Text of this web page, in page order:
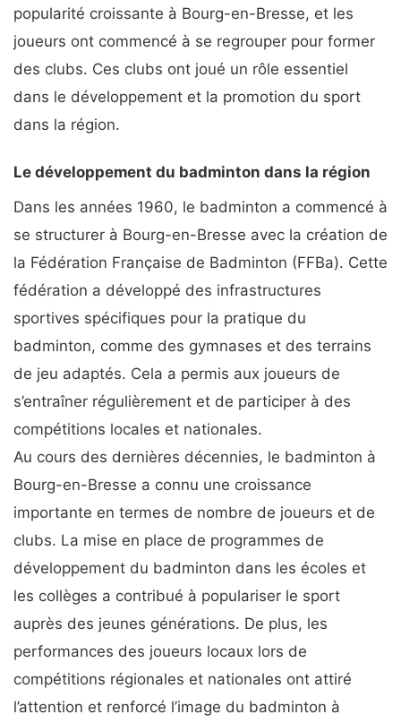
popularité croissante à Bourg-en-Bresse, et les
joueurs ont commencé à se regrouper pour former
des clubs. Ces clubs ont joué un rôle essentiel
dans le développement et la promotion du sport
dans la région.
Le développement du badminton dans la région
Dans les années 1960, le badminton a commencé à
se structurer à Bourg-en-Bresse avec la création de
la Fédération Française de Badminton (FFBa). Cette
fédération a développé des infrastructures
sportives spécifiques pour la pratique du
badminton, comme des gymnases et des terrains
de jeu adaptés. Cela a permis aux joueurs de
s’entraîner régulièrement et de participer à des
compétitions locales et nationales.
Au cours des dernières décennies, le badminton à
Bourg-en-Bresse a connu une croissance
importante en termes de nombre de joueurs et de
clubs. La mise en place de programmes de
développement du badminton dans les écoles et
les collèges a contribué à populariser le sport
auprès des jeunes générations. De plus, les
performances des joueurs locaux lors de
compétitions régionales et nationales ont attiré
l’attention et renforcé l’image du badminton à